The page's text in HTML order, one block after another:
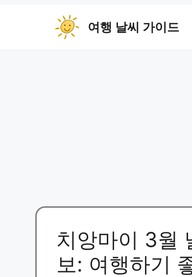
여행 날씨 가이드
치앙마이 3월
보: 여행하기